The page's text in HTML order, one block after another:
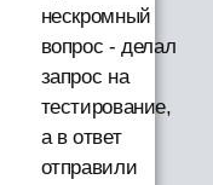
нескромный
вопрос - делал
запрос на
тестирование,
а в ответ
отправили